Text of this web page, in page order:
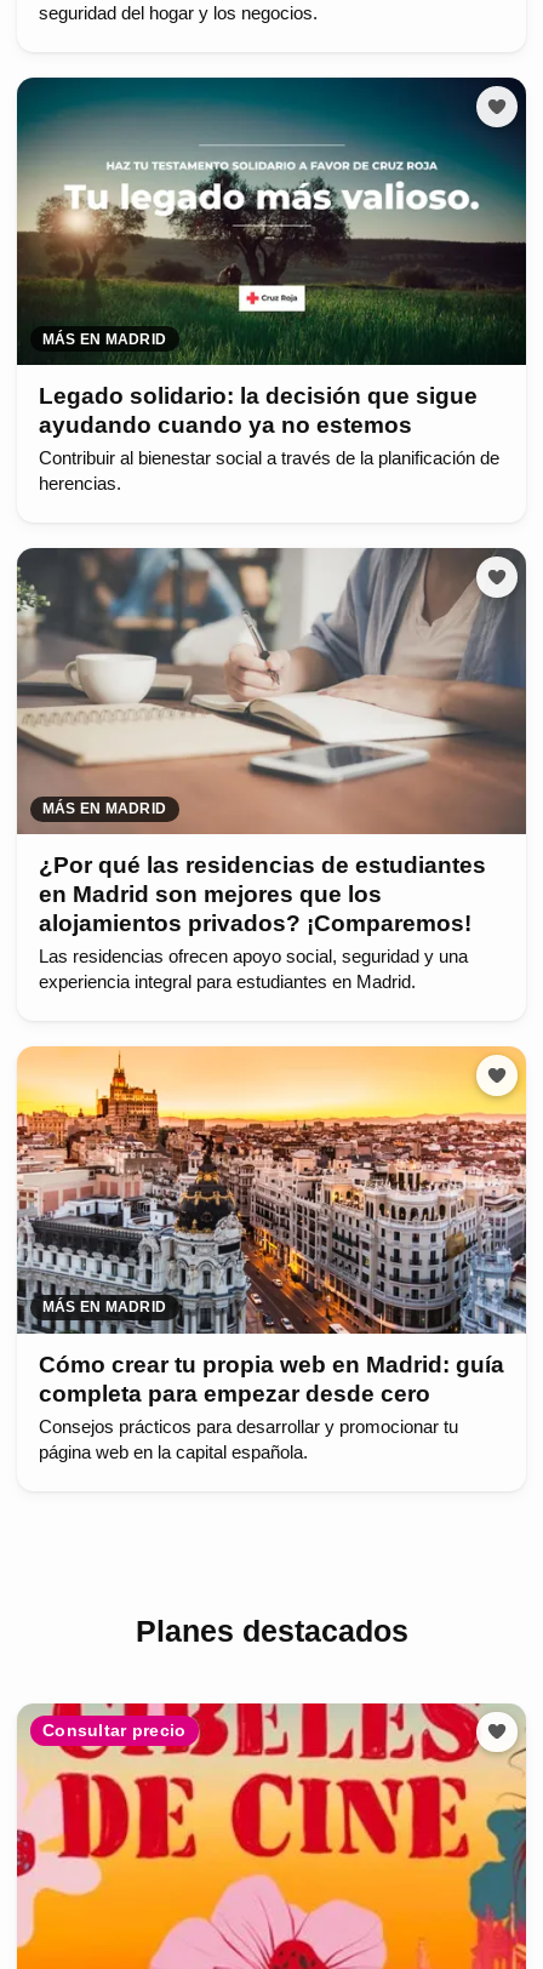
seguridad del hogar y los negocios.
MÁS EN MADRID
Legado solidario: la decisión que sigue
ayudando cuando ya no estemos
Contribuir al bienestar social a través de la planificación de
herencias.
MÁS EN MADRID
¿Por qué las residencias de estudiantes
en Madrid son mejores que los
alojamientos privados? ¡Comparemos!
Las residencias ofrecen apoyo social, seguridad y una
experiencia integral para estudiantes en Madrid.
MÁS EN MADRID
Cómo crear tu propia web en Madrid: guía
completa para empezar desde cero
Consejos prácticos para desarrollar y promocionar tu
página web en la capital española.
Planes destacados
Consultar precio